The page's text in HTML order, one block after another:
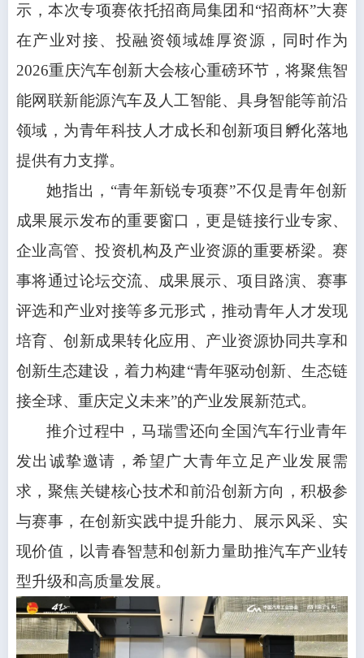
示，本次专项赛依托招商局集团和“招商杯”大赛
在产业对接、投融资领域雄厚资源，同时作为
2026重庆汽车创新大会核心重磅环节，将聚焦智
能网联新能源汽车及人工智能、具身智能等前沿
领域，为青年科技人才成长和创新项目孵化落地
提供有力支撑。
她指出，“青年新锐专项赛”不仅是青年创新
成果展示发布的重要窗口，更是链接行业专家、
企业高管、投资机构及产业资源的重要桥梁。赛
事将通过论坛交流、成果展示、项目路演、赛事
评选和产业对接等多元形式，推动青年人才发现
培育、创新成果转化应用、产业资源协同共享和
创新生态建设，着力构建“青年驱动创新、生态链
接全球、重庆定义未来”的产业发展新范式。
推介过程中，马瑞雪还向全国汽车行业青年
发出诚挚邀请，希望广大青年立足产业发展需
求，聚焦关键核心技术和前沿创新方向，积极参
与赛事，在创新实践中提升能力、展示风采、实
现价值，以青春智慧和创新力量助推汽车产业转
型升级和高质量发展。